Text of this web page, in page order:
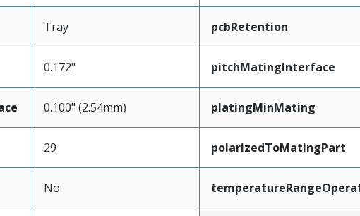
Tray pcbRetention
0.172" pitchMatingInterface
0.100" (2.54mm) platingMinMating
29 polarizedToMatingPart
No